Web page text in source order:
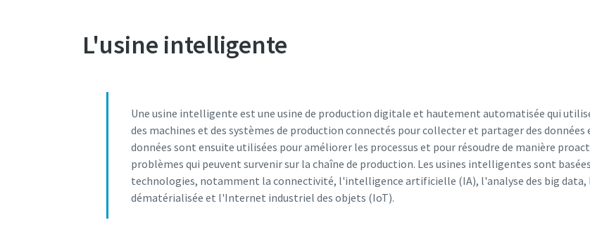
L'usine intelligente
Une usine intelligente est une usine de production digitale et hautement automatisée qui
des machines et des systèmes de production connectés pour collecter et partager des données
données sont ensuite utilisées pour améliorer les processus et pour résoudre de manière
problèmes qui peuvent survenir sur la chaîne de production. Les usines intelligentes sont
technologies, notamment la connectivité, l'intelligence artificielle (IA), l'analyse des big
dématérialisée et l'Internet industriel des objets (IoT).